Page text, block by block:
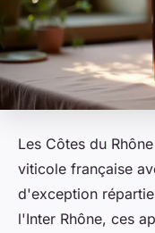
Les Côtes du
viticole française
d'exception
l'Inter Rhône, ces